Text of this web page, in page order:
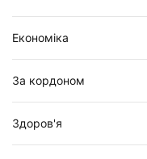
Економіка
За кордоном
Здоров'я